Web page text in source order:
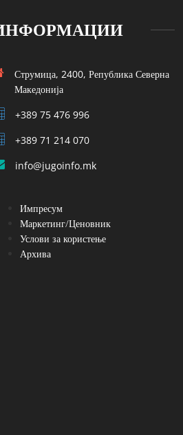
Струмица, 2400, Република Северна
Македонија
+389 75 476 996
+389 71 214 070
info@jugoinfo.mk
Импресум
Маркетинг/Ценовник
Услови за користење
Архива